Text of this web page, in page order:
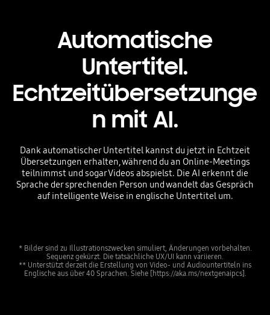
Automatische
Untertitel.
Echtzeitübersetzunge
n mit AI.
Dank automatischer Untertitel kannst du jetzt in Echtzeit
Übersetzungen erhalten, während du an Online-Meetings
teilnimmst und sogar Videos abspielst. Die AI erkennt die
Sprache der sprechenden Person und wandelt das Gespräch
auf intelligente Weise in englische Untertitel um.
* Bilder sind zu Illustrationszwecken simuliert, Änderungen vorbehalten.
Sequenz gekürzt. Die tatsächliche UX/UI kann variieren.
** Unterstützt derzeit die Erstellung von Video- und Audiountertiteln ins
Englische aus über 40 Sprachen. Siehe [https://aka.ms/nextgenaipcs].